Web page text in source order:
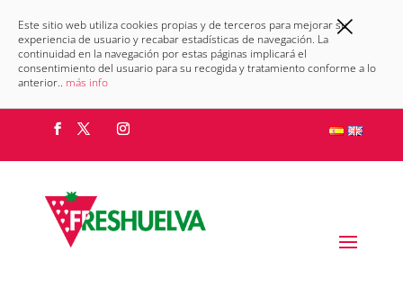
×
Este sitio web utiliza cookies propias y de terceros para mejorar su
experiencia de usuario y recabar estadísticas de navegación. La
continuidad en la navegación por estas páginas implicará el
consentimiento del usuario para su recogida y tratamiento conforme a lo
anterior.. más info